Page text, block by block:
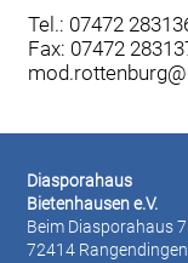
Tel.: 07472
Fax: 07472
Diasporahaus
Bietenhausen e.V.
Beim Diasporahaus 7
72414